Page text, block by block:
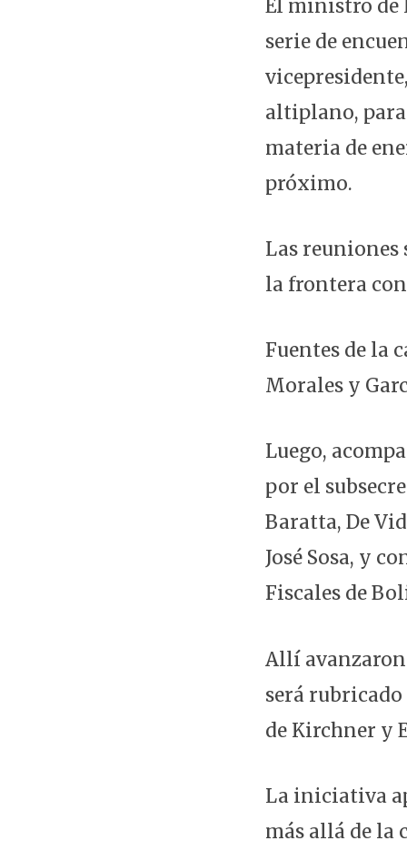
El ministro de
serie de
altiplano,
materia de
próximo.
Las reuniones
la frontera
Fuentes de la
Morales y
Luego,
por el
Baratta, De
José Sosa, y
Fiscales de
Allí avanzaron
será
de Kirchner y
La iniciativa
más allá de la